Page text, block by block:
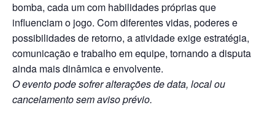
bomba, cada um com habilidades próprias que
influenciam o jogo. Com diferentes vidas, poderes e
possibilidades de retorno, a atividade exige estratégia,
comunicação e trabalho em equipe, tornando a disputa
ainda mais dinâmica e envolvente.
O evento pode sofrer alterações de data, local ou
cancelamento sem aviso prévio.